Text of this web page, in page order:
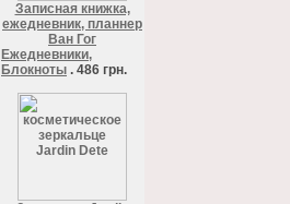
Записная книжка,
ежедневник, планнер
Ван Гог
Ежедневники,
Блокноты . 486 грн.